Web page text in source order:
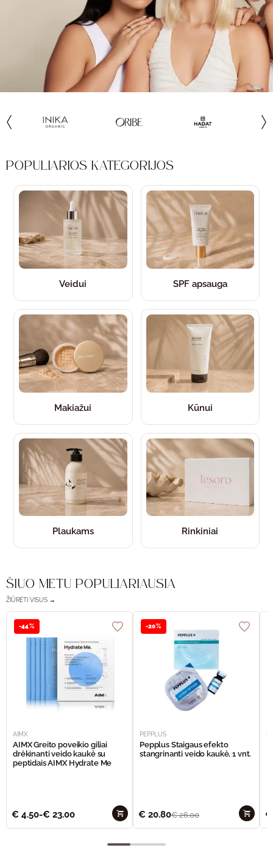
POPULIARIOS KATEGORIJOS
Veidui SPF apsauga
Makiažui Kūnui
Plaukams Rinkiniai
ŠIUO METU POPULIARIAUSIA
ŽIŪRĖTI VISUS →
-44%
AIMX
AIMX Greito poveikio giliai
drėkinanti veido kaukė su
peptidais AIMX Hydrate Me
€ 4.50-€ 23.00
-20%
PEPPLUS
Pepplus Staigaus efekto
stangrinanti veido kaukė, 1 vnt.
€ 20.80€26.00 €